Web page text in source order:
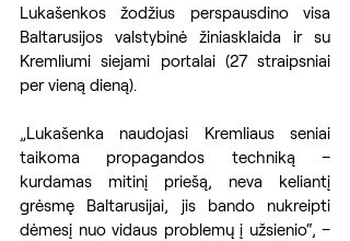
Lukašenkos žodžius perspausdino visa
Baltarusijos valstybinė žiniasklaida ir su
Kremliumi siejami portalai (27 straipsniai
per vieną dieną).
„Lukašenka naudojasi Kremliaus seniai
taikoma propagandos techniką –
kurdamas mitinį priešą, neva keliantį
grėsmę Baltarusijai, jis bando nukreipti
dėmesį nuo vidaus problemų į užsienio“, –